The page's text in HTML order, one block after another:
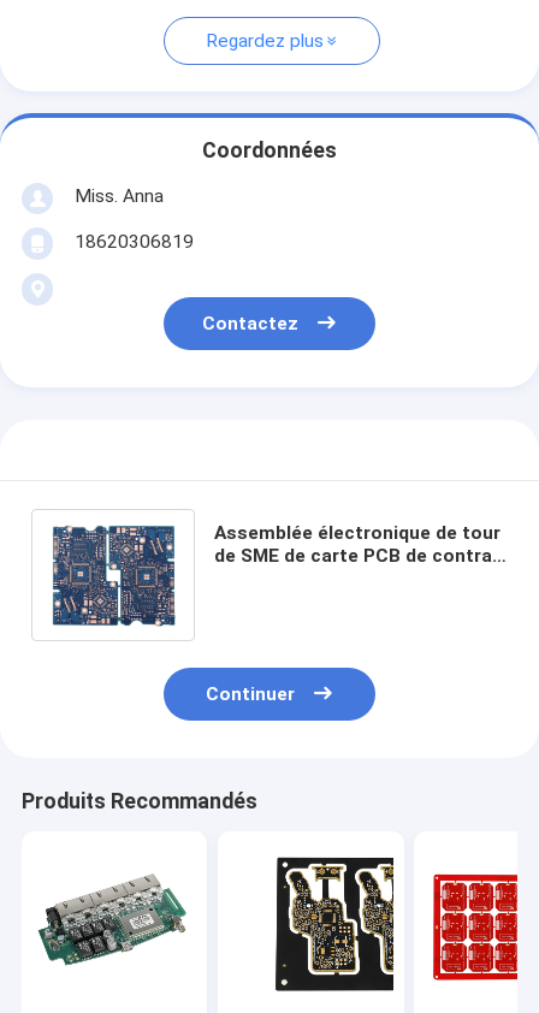
Regardez plus
Coordonnées
Miss. Anna
18620306819
Contactez
Assemblée électronique de tour
de SME de carte PCB de contrat
Continuer
Produits Recommandés